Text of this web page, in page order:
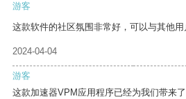
游客
这款软件的社区氛围非常好，可以与其他用
2024-04-04
游客
这款加速器VPM应用程序已经为我们带来